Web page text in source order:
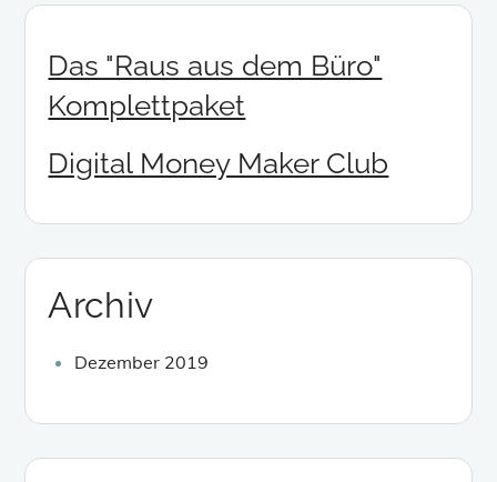
Das "Raus aus dem Büro"
Komplettpaket
Digital Money Maker Club
Archiv
Dezember 2019